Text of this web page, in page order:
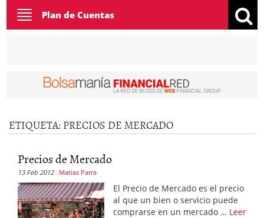
Toggle
navigation
Plan de Cuentas
ETIQUETA: PRECIOS DE MERCADO
Precios de Mercado
13 Feb 2012 Matias Parra
El Precio de Mercado es el precio
al que un bien o servicio puede
comprarse en un mercado … Leer